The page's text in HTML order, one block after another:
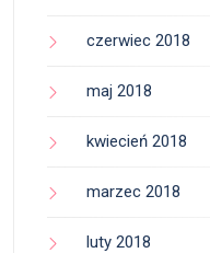
czerwiec 2018
maj 2018
kwiecień 2018
marzec 2018
luty 2018